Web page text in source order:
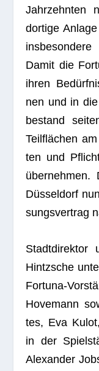
Jahr­zehn­ten
dor­tige
Damit die
ihren
nen und in
bestand
Teil­flä­chen
ten und
über­neh­men.
Düs­sel­dorf
sungs­ver­trag
Stadt­di­rek­tor
Hintzsche
For­tuna-
Hove­mann
tes, Eva
in der
Alex­an­der